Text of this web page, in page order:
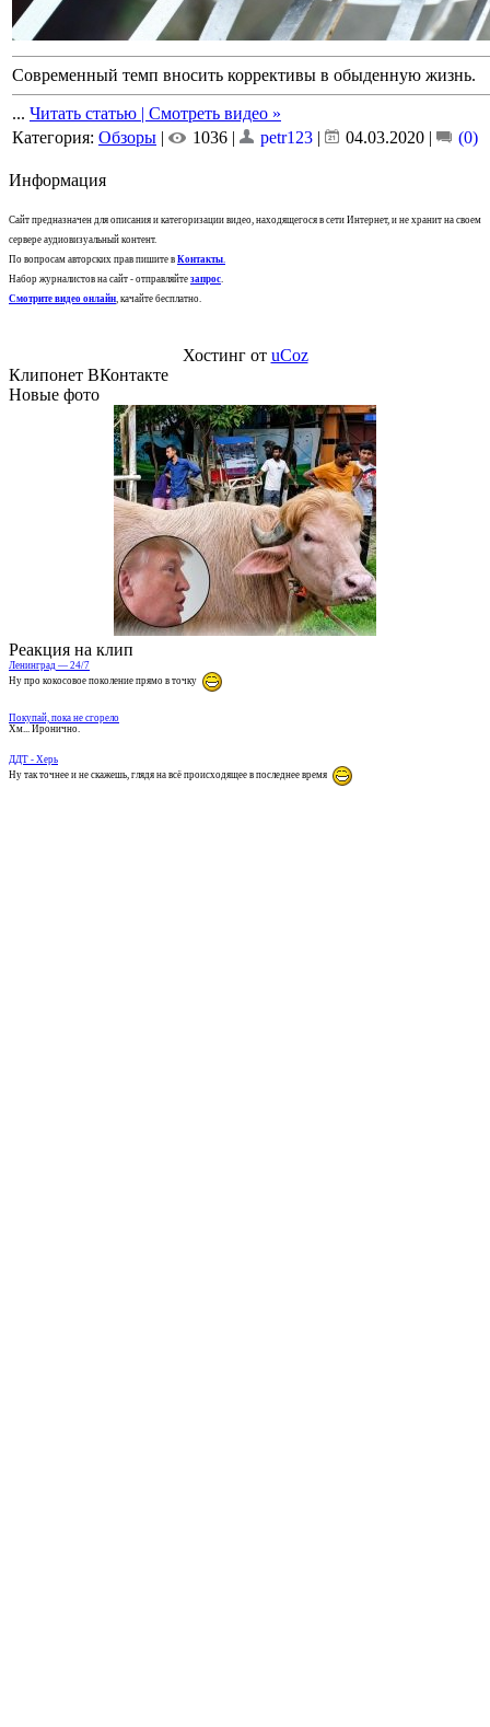
Современный темп вносить коррективы в обыденную жизнь.
... Читать статью | Смотреть видео »
Категория: Обзоры | 1036 | petr123 | 04.03.2020 | (0)
Информация
Сайт предназначен для описания и категоризации видео, находящегося в сети Интернет, и не хранит на своем
сервере аудиовизуальный контент.
По вопросам авторских прав пишите в Контакты.
Набор журналистов на сайт - отправляйте запрос.
Смотрите видео онлайн, качайте бесплатно.
Хостинг от uCoz
Клипонет ВКонтакте
Новые фото
Реакция на клип
Ленинград — 24/7
Ну про кокосовое поколение прямо в точку
Покупай, пока не сгорело
Хм... Иронично.
ДДТ - Херь
Ну так точнее и не скажешь, глядя на всё происходящее в последнее время